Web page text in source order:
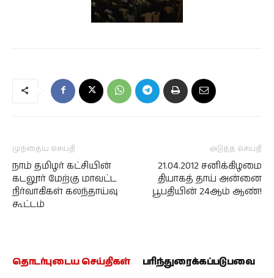
முந்தைய செய்தி
நாம் தமிழர் கட்சியின்
கடலூர் மேற்கு மாவட்ட
நிர்வாகிகள் கலந்தாய்வு
கூட்டம்
அடுத்த செய்தி
21.04.2012 சனிக்கிழமை
தியாகத் தாய் அன்னை
பூபதியின் 24ஆம் ஆண்‏!
தொடர்புடைய செய்திகள் பரிந்துரைக்கப்படுபவை